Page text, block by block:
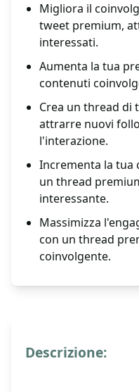
Migliora il
tweet premium,
interessati.
Aumenta la tua
contenuti
Crea un thread di
attrarre nuovi
l'interazione.
Incrementa la tua
un thread
interessante.
Massimizza
con un thread
coinvolgente.
Descrizione: